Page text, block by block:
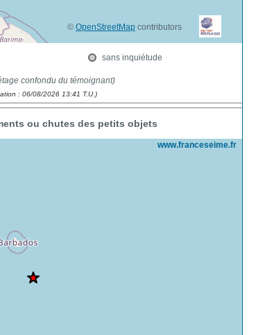
© OpenStreetMap contributors
sans inquiétude
confondu du témoignant)
: 06/08/2026 13:41 T.U.)
ou chutes des petits objets
www.franceseime.fr